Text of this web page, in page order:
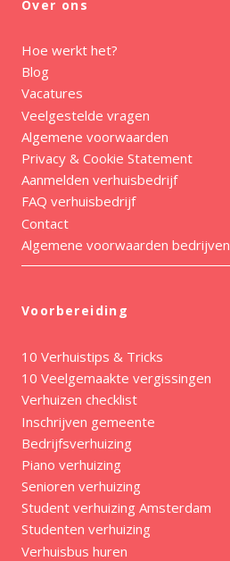
Over ons
Hoe werkt het?
Blog
Vacatures
Veelgestelde vragen
Algemene voorwaarden
Privacy & Cookie Statement
Aanmelden verhuisbedrijf
FAQ verhuisbedrijf
Contact
Algemene voorwaarden bedrijven
Voorbereiding
10 Verhuistips & Tricks
10 Veelgemaakte vergissingen
Verhuizen checklist
Inschrijven gemeente
Bedrijfsverhuizing
Piano verhuizing
Senioren verhuizing
Student verhuizing Amsterdam
Studenten verhuizing
Verhuisbus huren